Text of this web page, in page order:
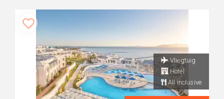
Vliegtuig
Hotel
All inclusive